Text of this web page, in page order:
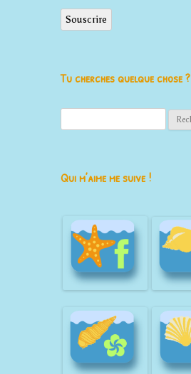
mail
Souscrire
Tu cherches quelque chose ?
Qui m’aime me suive !